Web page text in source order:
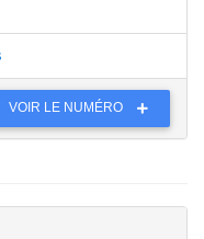
VOIR LE NUMÉRO